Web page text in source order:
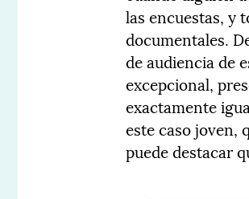
las encuestas, y
documentales.
de audiencia de
excepcional,
exactamente
este caso joven,
puede destacar